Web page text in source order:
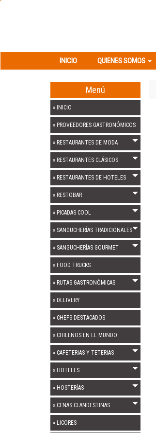
INICIO QUIENES SOMOS
Menú
» INICIO
» PROVEEDORES GASTRONÓMICOS
» RESTAURANTES DE MODA
» RESTAURANTES CLÁSICOS
» RESTAURANTES DE HOTELES
» RESTOBAR
» PICADAS COOL
» SANGUCHERÍAS TRADICIONALES
» SANGUCHERÍAS GOURMET
» FOOD TRUCKS
» RUTAS GASTRONÓMICAS
» DELIVERY
» CHEFS DESTACADOS
» CHILENOS EN EL MUNDO
» CAFETERIAS Y TETERIAS
» HOTELES
» HOSTERÍAS
» CENAS CLANDESTINAS
» LICORES